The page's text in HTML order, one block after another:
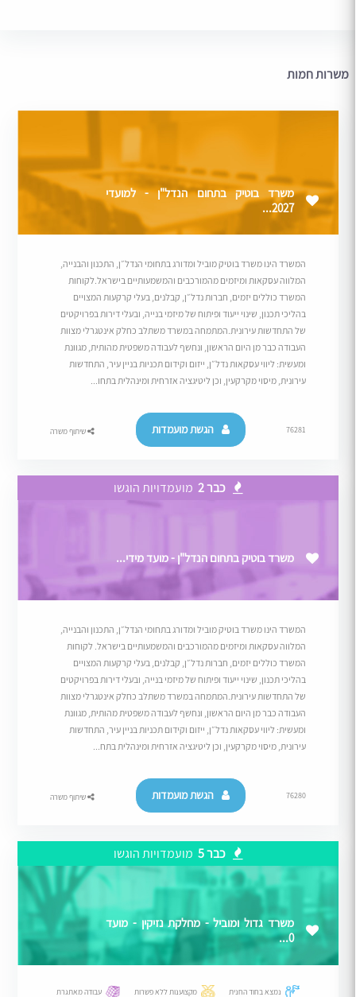
משרות חמות
משרד בוטיק בתחום הנדל"ן - למועדי
2027...
המשרד הינו משרד בוטיק מוביל ומדורג בתחומי הנדל״ן, התכנון והבנייה,
המלווה עסקאות ומיזמים מהמורכבים והמשמעותיים בישראל.לקוחות
המשרד כוללים יזמים, חברות נדל״ן, קבלנים, בעלי קרקעות המצויים
בהליכי תכנון, שינוי ייעוד ופיתוח של מיזמי בנייה, ובעלי דירות בפרויקטים
של התחדשות עירונית.המתמחה במשרד משתלב כחלק אינטגרלי מצוות
העבודה כבר מן היום הראשון, ונחשף לעבודה משפטית מהותית, מגוונת
ומעשית: ליווי עסקאות נדל״ן, ייזום וקידום תכניות בניין עיר, התחדשות
עירונית, מיסוי מקרקעין, וכן ליטיגציה אזרחית ומינהלית בתחו...
76281 הגשת מועמדות שיתוף משרה
כבר 2 מועמדויות הוגשו
משרד בוטיק בתחום הנדל"ן - מועד מידי...
המשרד הינו משרד בוטיק מוביל ומדורג בתחומי הנדל״ן, התכנון והבנייה,
המלווה עסקאות ומיזמים מהמורכבים והמשמעותיים בישראל. לקוחות
המשרד כוללים יזמים, חברות נדל״ן, קבלנים, בעלי קרקעות המצויים
בהליכי תכנון, שינוי ייעוד ופיתוח של מיזמי בנייה, ובעלי דירות בפרויקטים
של התחדשות עירונית.המתמחה במשרד משתלב כחלק אינטגרלי מצוות
העבודה כבר מן היום הראשון, ונחשף לעבודה משפטית מהותית, מגוונת
ומעשית: ליווי עסקאות נדל״ן, ייזום וקידום תכניות בניין עיר, התחדשות
עירונית, מיסוי מקרקעין, וכן ליטיגציה אזרחית ומינהלית בתח...
76280 הגשת מועמדות שיתוף משרה
כבר 5 מועמדויות הוגשו
משרד גדול ומוביל - מחלקת נזיקין - מועד
0...
נמצא בחוד החנית מקצוענות ללא פשרות עבודה מאתגרת